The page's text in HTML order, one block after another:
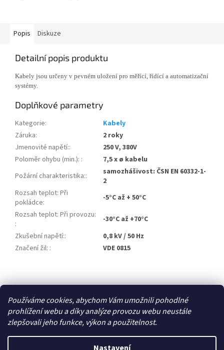
Používáme cookies, abychom Vám umožnili pohodlné
prohlížení webu a díky analýze provozu webu neustále
zlepšovali jeho funkce, výkon a použitelnost.
Popis Diskuze
Detailní popis produktu
Kabely jsou určeny v pevném uložení pro měřící, řídící a automatizační
systémy.
Doplňkové parametry
Kategorie:
Kabely
Záruka:
2 roky
Jmenovité napětí::
250 V, 380V
Poloměr ohybu (min.): :
7,5 x ø kabelu
Požární charakteristika::
samozhášivost: ČSN EN 60332-1-
2
Rozsah teplot: Při
pokládce:
-5°C až + 50°C
Rozsah teplot: Při provozu:
:
-30°C až +70°C
Zkušební napětí::
0,8 kV / 50 Hz
Značení žil: : VDE 0815
á